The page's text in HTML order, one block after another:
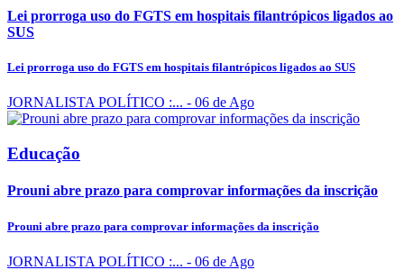
Lei prorroga uso do FGTS em hospitais filantrópicos ligados ao
SUS
Lei prorroga uso do FGTS em hospitais filantrópicos ligados ao SUS
JORNALISTA POLÍTICO :... - 06 de Ago
Educação
Prouni abre prazo para comprovar informações da inscrição
Prouni abre prazo para comprovar informações da inscrição
JORNALISTA POLÍTICO :... - 06 de Ago